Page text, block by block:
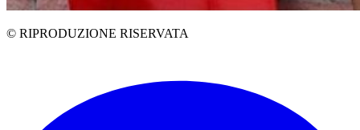
© RIPRODUZIONE RISERVATA